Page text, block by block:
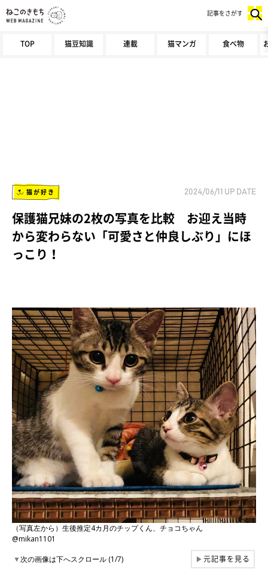
TOP 猫豆知識 連載 猫マンガ 食べ物
記事をさがす
猫が好き 2024/06/11 UP DATE
保護猫兄妹の2枚の写真を比較 お迎え当時
から変わらない「可愛さと仲良しぶり」にほ
っこり！
（写真左から）生後推定4カ月のチップくん、チョコちゃん
@mikan1101
▼次の画像は下へスクロール (1/7) ▶元記事を見る